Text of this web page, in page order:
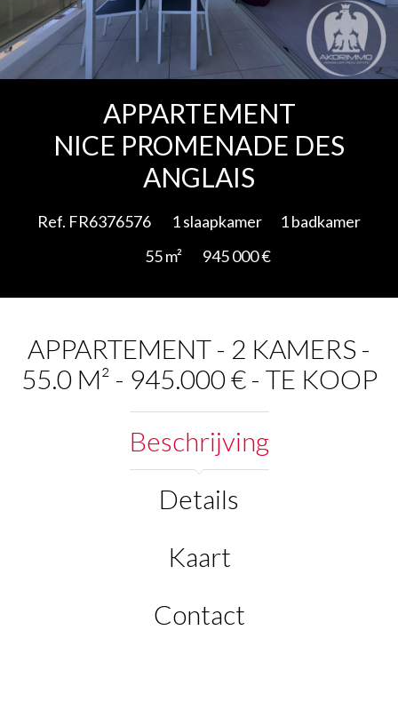
APPARTEMENT
NICE PROMENADE DES
ANGLAIS
Ref. FR6376576 1 slaapkamer
1 badkamer
55 m²
945 000 €
APPARTEMENT - 2 KAMERS -
55.0 M² - 945.000 € - TE KOOP
Beschrijving
Details
Kaart
Contact